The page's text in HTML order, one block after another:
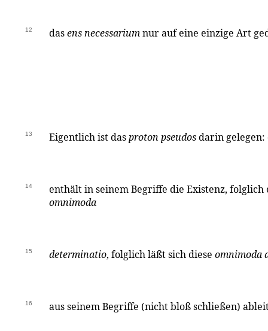
12 dasens necessariumnur auf eine einzige Art
13 Eigentlich ist dasproton pseudosdarin gelegen:
14
enthält in seinem Begriffe die Existenz, folglich
omnimoda
15 determinatio, folglich läßt sich diese omnimoda
16 aus seinem Begriffe (nicht bloß schließen)